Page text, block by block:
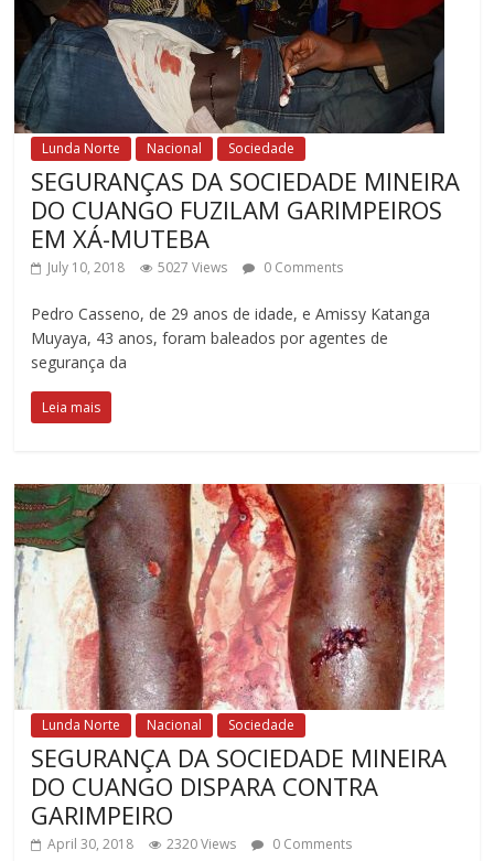
Lunda Norte Nacional Sociedade
SEGURANÇAS DA SOCIEDADE MINEIRA
DO CUANGO FUZILAM GARIMPEIROS
EM XÁ-MUTEBA
July 10, 2018 5027 Views 0 Comments
Pedro Casseno, de 29 anos de idade, e Amissy Katanga
Muyaya, 43 anos, foram baleados por agentes de
segurança da
Leia mais
Lunda Norte Nacional Sociedade
SEGURANÇA DA SOCIEDADE MINEIRA
DO CUANGO DISPARA CONTRA
GARIMPEIRO
April 30, 2018 2320 Views 0 Comments